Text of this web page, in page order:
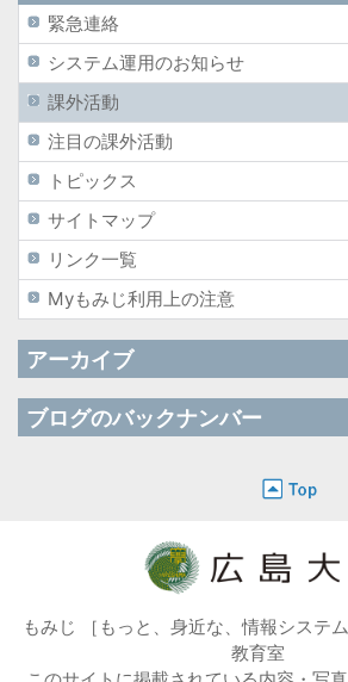
緊急連絡
システム運用のお知らせ
課外活動
注目の課外活動
トピックス
サイトマップ
リンク一覧
Myもみじ利用上の注意
アーカイブ
ブログのバックナンバー
もみじ ［もっと、身近な、情報システ
教育室